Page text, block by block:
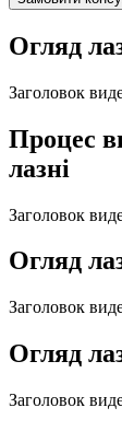
Огляд
Заголовок
Процес
лазні
Заголовок
Огляд
Заголовок
Огляд
Заголовок